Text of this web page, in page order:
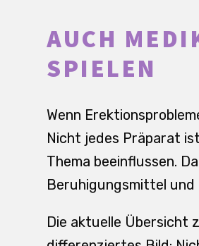
AUCH
SPIELEN
Wenn
Nicht jedes Präparat
Thema beeinflussen.
Beruhigungsmittel und
Die aktuelle Übersicht